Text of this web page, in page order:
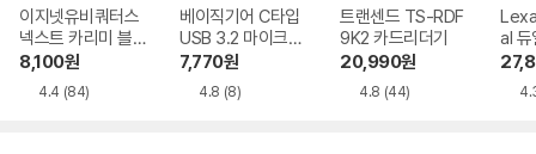
이지넷유비쿼터스
넥스트 카리미 블랙
박스 멀티 카드리더
기 9723TC-OTG
8,100원
4.4 (84)
베이직기어 C타입
USB 3.2 마이크로
SD 카드리더기
7,770원
4.8 (8)
트랜센드 TS-RDF
9K2 카드리더기
20,990원
4.8 (44)
al 듀
더기